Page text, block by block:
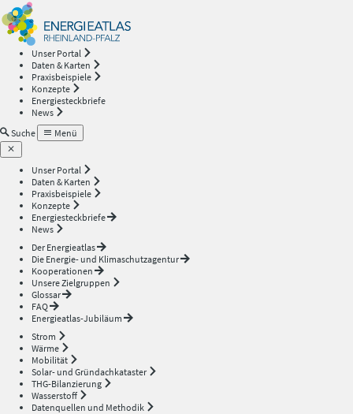
Unser Portal
Daten & Karten
Praxisbeispiele
Konzepte
Energiesteckbriefe
News
Suche
Menü
Unser Portal
Daten & Karten
Praxisbeispiele
Konzepte
Energiesteckbriefe
News
Der Energieatlas
Die Energie- und Klimaschutzagentur
Kooperationen
Unsere Zielgruppen
Glossar
FAQ
Energieatlas-Jubiläum
Strom
Wärme
Mobilität
Solar- und Gründachkataster
THG-Bilanzierung
Wasserstoff
Datenquellen und Methodik